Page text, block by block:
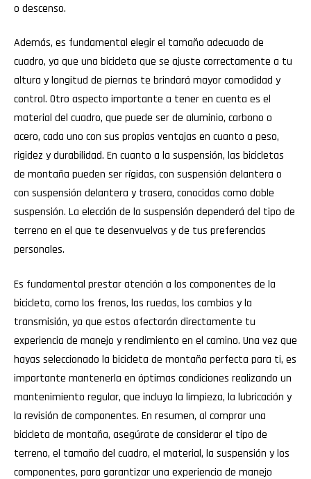
o descenso.
Además, es fundamental elegir el tamaño adecuado de
cuadro, ya que una bicicleta que se ajuste correctamente a tu
altura y longitud de piernas te brindará mayor comodidad y
control. Otro aspecto importante a tener en cuenta es el
material del cuadro, que puede ser de aluminio, carbono o
acero, cada uno con sus propias ventajas en cuanto a peso,
rigidez y durabilidad. En cuanto a la suspensión, las bicicletas
de montaña pueden ser rígidas, con suspensión delantera o
con suspensión delantera y trasera, conocidas como doble
suspensión. La elección de la suspensión dependerá del tipo de
terreno en el que te desenvuelvas y de tus preferencias
personales.
Es fundamental prestar atención a los componentes de la
bicicleta, como los frenos, las ruedas, los cambios y la
transmisión, ya que estos afectarán directamente tu
experiencia de manejo y rendimiento en el camino. Una vez que
hayas seleccionado la bicicleta de montaña perfecta para ti, es
importante mantenerla en óptimas condiciones realizando un
mantenimiento regular, que incluya la limpieza, la lubricación y
la revisión de componentes. En resumen, al comprar una
bicicleta de montaña, asegúrate de considerar el tipo de
terreno, el tamaño del cuadro, el material, la suspensión y los
componentes, para garantizar una experiencia de manejo